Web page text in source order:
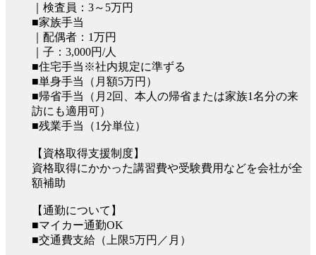
｜検査員：3～5万円
■家族手当
｜配偶者：1万円
｜子：3,000円/人
■住宅手当※社内規定に準ずる
■単身手当（月額5万円）
■帰省手当（月2回、本人の帰省または家族1名分の来
訪にも適用可）
■残業手当（1分単位）
【資格取得支援制度】
資格取得にかかった講習費や受験費用などを会社が全
額補助
【通勤について】
■マイカー通勤OK
■交通費支給（上限5万円／月）